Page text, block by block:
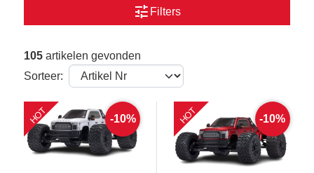
tune Filters
105 artikelen gevonden
Sorteer:
HOT -10% HOT -10%